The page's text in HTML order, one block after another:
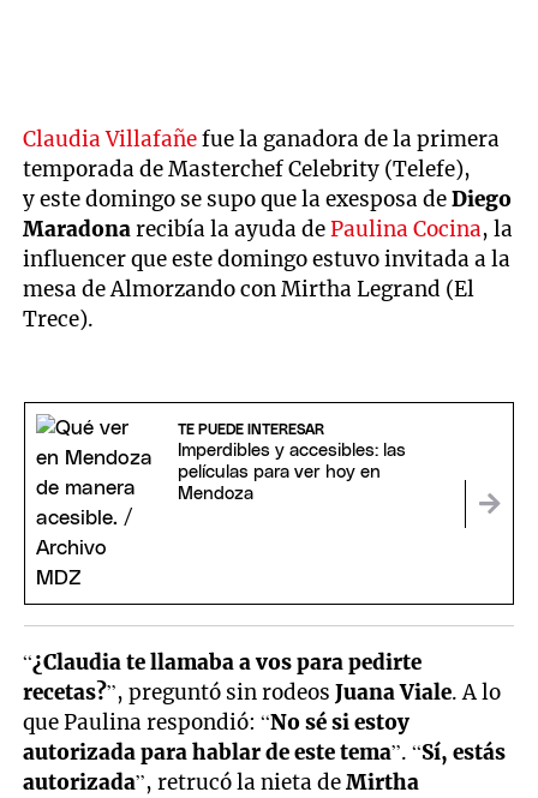
Claudia Villafañefue la ganadora de la primera
temporada de Masterchef Celebrity (Telefe),
y este domingo se supo que la exesposa deDiego
Maradonarecibía la ayuda dePaulina Cocina, la
influencer que este domingo estuvo invitada a la
mesa de Almorzando con Mirtha Legrand (El
Trece).
TE PUEDE INTERESAR
Imperdibles y accesibles: las
películas para ver hoy en
Mendoza
“¿Claudia te llamaba a vos para pedirte
recetas?”, preguntó sin rodeosJuana Viale. A lo
que Paulina respondió: “No sé si estoy
autorizada para hablar de este tema”. “Sí, estás
autorizada”, retrucó la nieta deMirtha